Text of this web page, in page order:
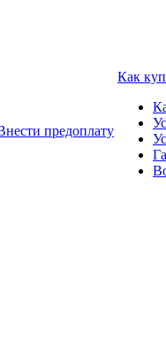
предоплату
Как